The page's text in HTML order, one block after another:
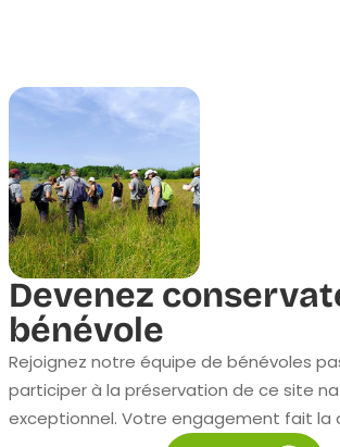
Devenez
bénévole
Rejoignez notre équipe de bénévoles
participer à la préservation de ce site
exceptionnel. Votre engagement fait la